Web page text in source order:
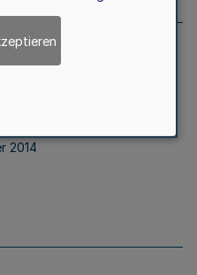
des Landes
-
2014